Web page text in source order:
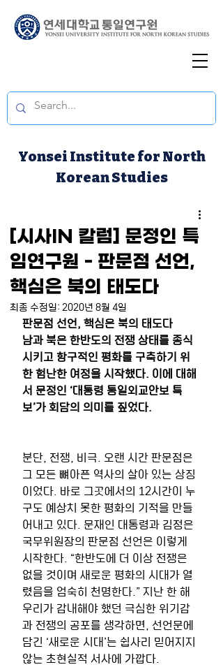
Yonsei Institute for North
Korean Studies
[시사IN 칼럼] 문정인 특
임연구원 - 판문점 선언,
핵심은 북의 태도다
최종 수정일: 2020년 8월 4일
판문점 선언, 핵심은 북의 태도다
남과 북은 한반도의 전쟁 상태를 종식
시키고 항구적인 평화를 구축하기 위
한 험난한 여정을 시작했다. 이에 대해
서 문정인 ‘대통령 통일외교안보 특
보’가 회담의 의미를 짚었다.
분단, 전쟁, 비극. 오랜 시간 판문점은
그 모든 뼈아픈 역사의 살아 있는 상징
이었다. 바로 그곳에서의 12시간이 누
구도 예상치 못한 평화의 기적을 만들
어내고 있다. 문재인 대통령과 김정은
국무위원장의 판문점 선언은 이렇게
시작한다. “한반도에 더 이상 전쟁은
없을 것이며 새로운 평화의 시대가 열
렸음을 엄숙히 천명한다.” 지난 한 해
우리가 감내해야 했던 극심한 위기감
과 전쟁의 공포를 생각하면, 선언문에
담긴 ‘새로운 시대’는 쉽사리 믿어지지
않는 초현실적 서사에 가깝다.